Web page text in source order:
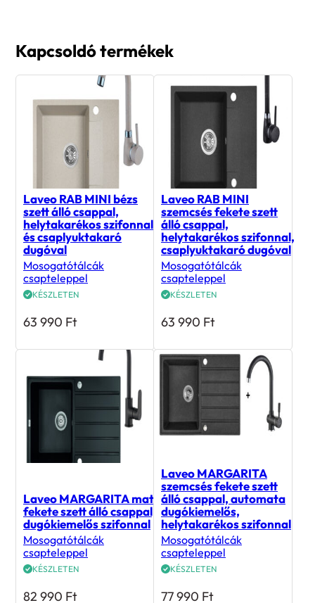
Laveo RAB MINI bézs
szett álló csappal,
helytakarékos szifonnal
és csaplyuktakaró
dugóval
Mosogatótálcák
csapteleppel
Laveo RAB MINI
szemcsés fekete szett
álló csappal,
helytakarékos szifonnal,
csaplyuktakaró dugóval
Mosogatótálcák
csapteleppel
Laveo MARGARITA matt
fekete szett álló csappal,
dugókiemelős szifonnal
Mosogatótálcák
csapteleppel
Laveo MARGARITA
szemcsés fekete szett
álló csappal, automata
dugókiemelős,
helytakarékos szifonnal
Mosogatótálcák
csapteleppel